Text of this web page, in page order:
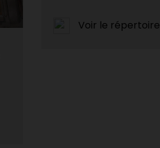
Voir le répertoire